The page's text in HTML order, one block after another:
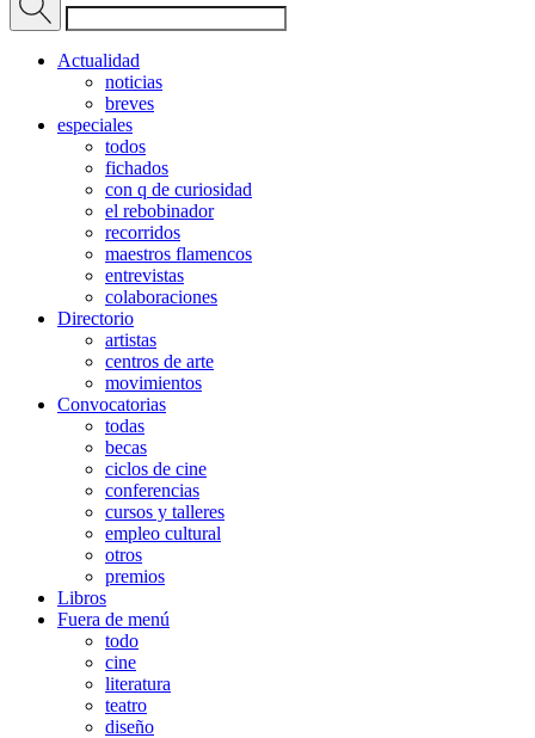
Actualidad
noticias
breves
especiales
todos
fichados
con q de curiosidad
el rebobinador
recorridos
maestros flamencos
entrevistas
colaboraciones
Directorio
artistas
centros de arte
movimientos
Convocatorias
todas
becas
ciclos de cine
conferencias
cursos y talleres
empleo cultural
otros
premios
Libros
Fuera de menú
todo
cine
literatura
teatro
diseño